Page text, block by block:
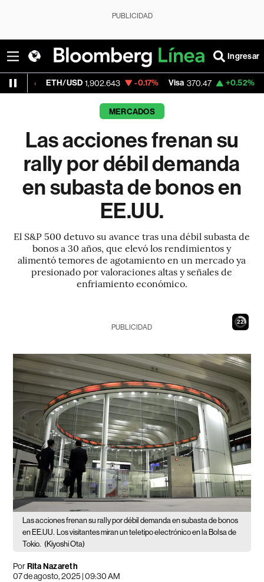
PUBLICIDAD
Ingresar
ETH/USD 1,902.643 -0.17% Visa 370.47 +0.52%
MERCADOS
Las acciones frenan su
rally por débil demanda
en subasta de bonos en
EE.UU.
El S&P 500 detuvo su avance tras una débil subasta de
bonos a 30 años, que elevó los rendimientos y
alimentó temores de agotamiento en un mercado ya
presionado por valoraciones altas y señales de
enfriamiento económico.
21
PUBLICIDAD
Las acciones frenan su rally por débil demanda en subasta de bonos
en EE.UU. Los visitantes miran un teletipo electrónico en la Bolsa de
Tokio. (Kiyoshi Ota)
PorRita Nazareth
07 de agosto, 2025 | 09:30 AM